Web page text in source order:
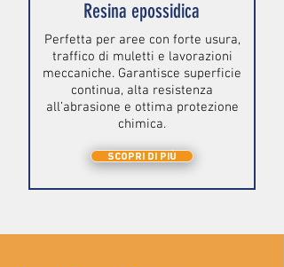
Resina epossidica
Perfetta per aree con forte usura,
traffico di muletti e lavorazioni
meccaniche. Garantisce superficie
continua, alta resistenza
all’abrasione e ottima protezione
chimica.
SCOPRI DI PIÙ